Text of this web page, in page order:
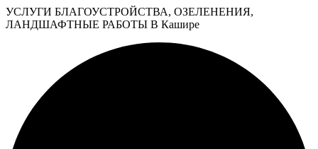
УСЛУГИ БЛАГОУСТРОЙСТВА, ОЗЕЛЕНЕНИЯ,
ЛАНДШАФТНЫЕ РАБОТЫ В Кашире